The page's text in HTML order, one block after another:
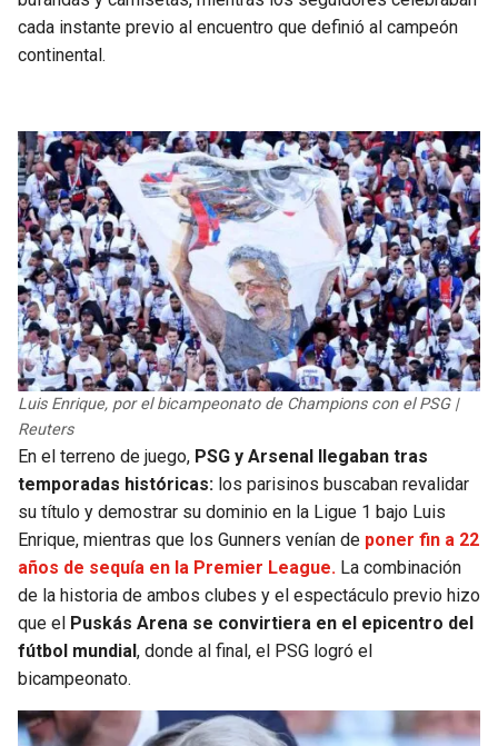
cada instante previo al encuentro que definió al campeón
continental.
Luis Enrique, por el bicampeonato de Champions con el PSG |
Reuters
En el terreno de juego, PSG y Arsenal llegaban tras
temporadas históricas: los parisinos buscaban revalidar
su título y demostrar su dominio en la Ligue 1 bajo Luis
Enrique, mientras que los Gunners venían de poner fin a 22
años de sequía en la Premier League. La combinación
de la historia de ambos clubes y el espectáculo previo hizo
que el Puskás Arena se convirtiera en el epicentro del
fútbol mundial , donde al final, el PSG logró el
bicampeonato.